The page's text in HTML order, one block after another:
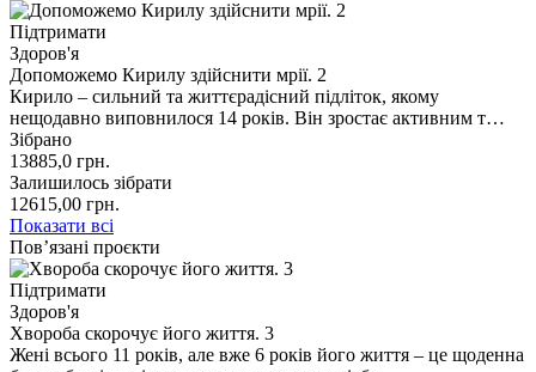
Підтримати
Здоров'я
Допоможемо Кирилу здійснити мрії. 2
Кирило – сильний та життєрадісний підліток, якому
нещодавно виповнилося 14 років. Він зростає активним т…
Зібрано
13885,0 грн.
Залишилось зібрати
12615,00 грн.
Показати всі
Пов’язані проєкти
Підтримати
Здоров'я
Хвороба скорочує його життя. 3
Жені всього 11 років, але вже 6 років його життя – це щоденна